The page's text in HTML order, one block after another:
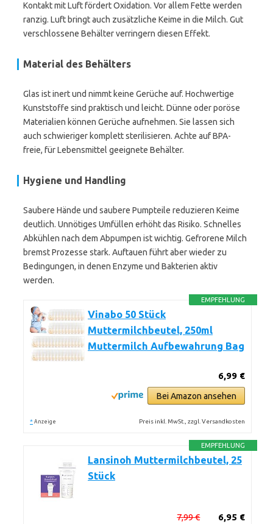
Kontakt mit Luft fördert Oxidation. Vor allem Fette werden
ranzig. Luft bringt auch zusätzliche Keime in die Milch. Gut
verschlossene Behälter verringern diesen Effekt.
Material des Behälters
Glas ist inert und nimmt keine Gerüche auf. Hochwertige
Kunststoffe sind praktisch und leicht. Dünne oder poröse
Materialien können Gerüche aufnehmen. Sie lassen sich
auch schwieriger komplett sterilisieren. Achte auf BPA-
freie, für Lebensmittel geeignete Behälter.
Hygiene und Handling
Saubere Hände und saubere Pumpteile reduzieren Keime
deutlich. Unnötiges Umfüllen erhöht das Risiko. Schnelles
Abkühlen nach dem Abpumpen ist wichtig. Gefrorene Milch
bremst Prozesse stark. Auftauen führt aber wieder zu
Bedingungen, in denen Enzyme und Bakterien aktiv
werden.
EMPFEHLUNG
Vinabo 50 Stück
Muttermilchbeutel, 250ml
Muttermilch Aufbewahrung Bag
6,99 €
Bei Amazon ansehen
* Anzeige Preis inkl. MwSt., zzgl. Versandkosten
EMPFEHLUNG
Lansinoh Muttermilchbeutel, 25
Stück
6,95 €
7,99 €